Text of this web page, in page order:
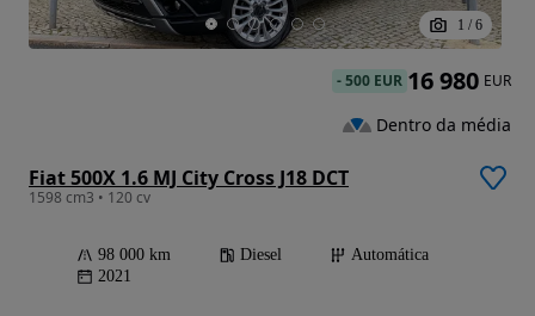
1 / 6
Fiat 500X 1.6 MJ City Cross J18 DCT
1598 cm3 • 120 cv
98 000 km Diesel
Automática
2021
-500 EUR 16 980 EUR
Dentro da média